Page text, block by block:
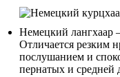
Немецкий лангхаар
Отличается резким
послушанием и
пернатых и средней